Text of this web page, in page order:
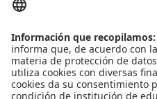
Convivencia y transparencia
Emergencias: Extensión 0000
Eventos destacados
Mapa del Sitio